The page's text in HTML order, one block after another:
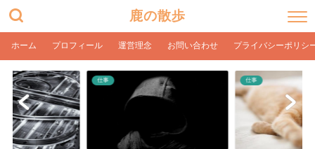
鹿の散歩
ホーム プロフィール 運営理念 お問い合わせ プライバシーポリシ
仕事 仕事